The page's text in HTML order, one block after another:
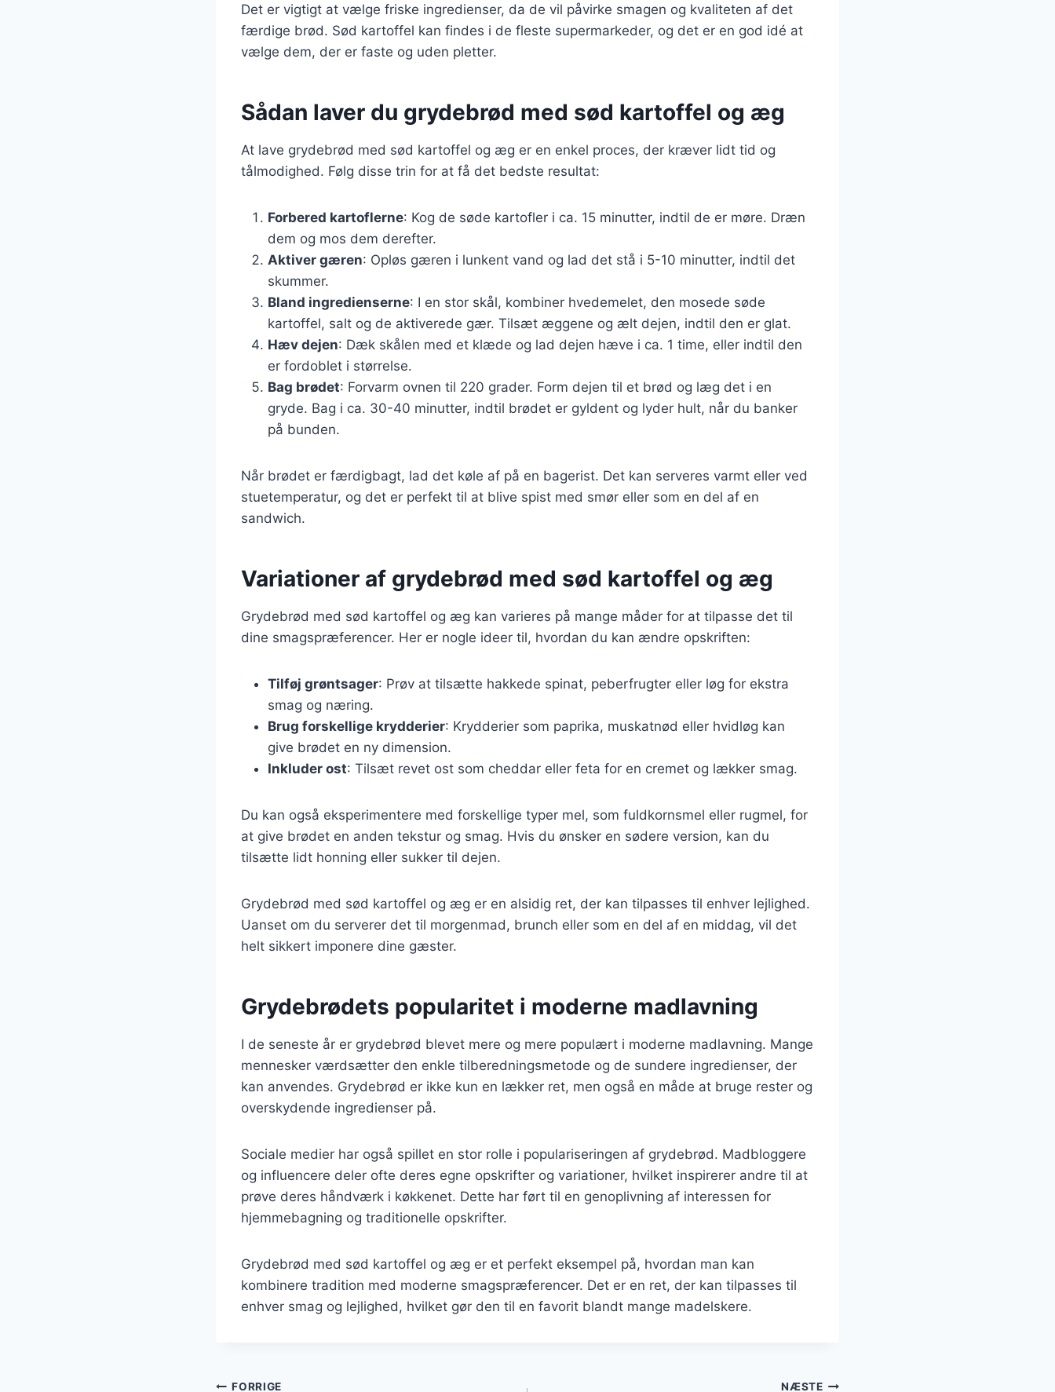
Det er vigtigt at vælge friske ingredienser, da de vil påvirke smagen og kvaliteten af det
færdige brød. Sød kartoffel kan findes i de fleste supermarkeder, og det er en god idé at
vælge dem, der er faste og uden pletter.
Sådan laver du grydebrød med sød kartoffel og æg
At lave grydebrød med sød kartoffel og æg er en enkel proces, der kræver lidt tid og
tålmodighed. Følg disse trin for at få det bedste resultat:
Forbered kartoflerne: Kog de søde kartofler i ca. 15 minutter, indtil de er møre. Dræn
dem og mos dem derefter.
Aktiver gæren: Opløs gæren i lunkent vand og lad det stå i 5-10 minutter, indtil det
skummer.
Bland ingredienserne: I en stor skål, kombiner hvedemelet, den mosede søde
kartoffel, salt og de aktiverede gær. Tilsæt æggene og ælt dejen, indtil den er glat.
Hæv dejen: Dæk skålen med et klæde og lad dejen hæve i ca. 1 time, eller indtil den
er fordoblet i størrelse.
Bag brødet: Forvarm ovnen til 220 grader. Form dejen til et brød og læg det i en
gryde. Bag i ca. 30-40 minutter, indtil brødet er gyldent og lyder hult, når du banker
på bunden.
Når brødet er færdigbagt, lad det køle af på en bagerist. Det kan serveres varmt eller ved
stuetemperatur, og det er perfekt til at blive spist med smør eller som en del af en
sandwich.
Variationer af grydebrød med sød kartoffel og æg
Grydebrød med sød kartoffel og æg kan varieres på mange måder for at tilpasse det til
dine smagspræferencer. Her er nogle ideer til, hvordan du kan ændre opskriften:
Tilføj grøntsager: Prøv at tilsætte hakkede spinat, peberfrugter eller løg for ekstra
smag og næring.
Brug forskellige krydderier: Krydderier som paprika, muskatnød eller hvidløg kan
give brødet en ny dimension.
Inkluder ost: Tilsæt revet ost som cheddar eller feta for en cremet og lækker smag.
Du kan også eksperimentere med forskellige typer mel, som fuldkornsmel eller rugmel, for
at give brødet en anden tekstur og smag. Hvis du ønsker en sødere version, kan du
tilsætte lidt honning eller sukker til dejen.
Grydebrød med sød kartoffel og æg er en alsidig ret, der kan tilpasses til enhver lejlighed.
Uanset om du serverer det til morgenmad, brunch eller som en del af en middag, vil det
helt sikkert imponere dine gæster.
Grydebrødets popularitet i moderne madlavning
I de seneste år er grydebrød blevet mere og mere populært i moderne madlavning. Mange
mennesker værdsætter den enkle tilberedningsmetode og de sundere ingredienser, der
kan anvendes. Grydebrød er ikke kun en lækker ret, men også en måde at bruge rester og
overskydende ingredienser på.
Sociale medier har også spillet en stor rolle i populariseringen af grydebrød. Madbloggere
og influencere deler ofte deres egne opskrifter og variationer, hvilket inspirerer andre til at
prøve deres håndværk i køkkenet. Dette har ført til en genoplivning af interessen for
hjemmebagning og traditionelle opskrifter.
Grydebrød med sød kartoffel og æg er et perfekt eksempel på, hvordan man kan
kombinere tradition med moderne smagspræferencer. Det er en ret, der kan tilpasses til
enhver smag og lejlighed, hvilket gør den til en favorit blandt mange madelskere.
FORRIGE NÆSTE